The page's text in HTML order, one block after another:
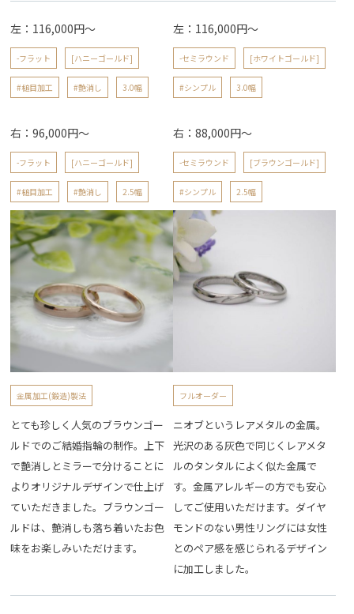
左：116,000円～
-フラット [ハニーゴールド]
#槌目加工 #艶消し 3.0幅
右：96,000円～
-フラット [ハニーゴールド]
#槌目加工 #艶消し 2.5幅
左：116,000円～
-セミラウンド [ホワイトゴールド]
#シンプル 3.0幅
右：88,000円～
-セミラウンド [ブラウンゴールド]
#シンプル 2.5幅
金属加工(鍛造)製法
とても珍しく人気のブラウンゴー
ルドでのご結婚指輪の制作。上下
で艶消しとミラーで分けることに
よりオリジナルデザインで仕上げ
ていただきました。ブラウンゴー
ルドは、艶消しも落ち着いたお色
味をお楽しみいただけます。
フルオーダー
ニオブというレアメタルの金属。
光沢のある灰色で同じくレアメタ
ルのタンタルによく似た金属で
す。金属アレルギーの方でも安心
してご使用いただけます。ダイヤ
モンドのない男性リングには女性
とのペア感を感じられるデザイン
に加工しました。